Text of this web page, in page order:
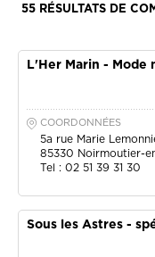
Lingerie
Maroquinerie
55 RÉSULTATS DE
L'Her Marin - Mode
COORDONNÉES
5a rue Marie
85330 Noirmoutier-
Tel : 02 51 39 31 30
Sous les Astres -